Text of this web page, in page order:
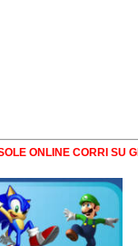
ONLINE CORRI SU